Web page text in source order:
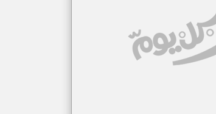
مصادر الأخبار من موريتانيا